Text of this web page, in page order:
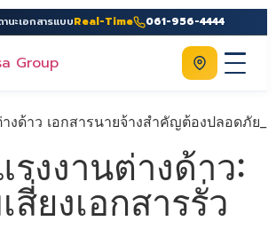
นะเอกสารแบบReal-Time 061-956-4444
ติดต่อเรา
รงงานต่างด้าว:
สี่ยงเอกสารรั่ว